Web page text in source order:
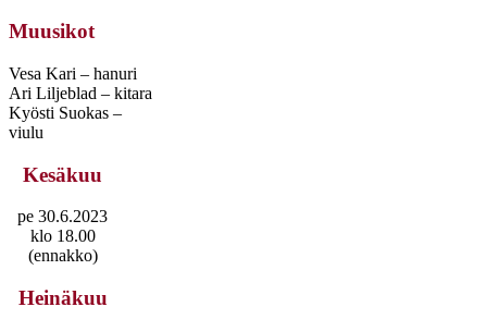
Muusikot
Vesa Kari – hanuri
Ari Liljeblad – kitara
Kyösti Suokas –
viulu
Kesäkuu
pe 30.6.2023
klo 18.00
(ennakko)
Heinäkuu